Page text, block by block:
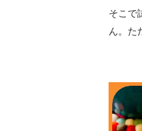
そこで
ん。た